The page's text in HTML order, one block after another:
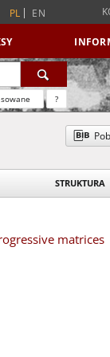
PL EN
?
STRUKTURA
matrices